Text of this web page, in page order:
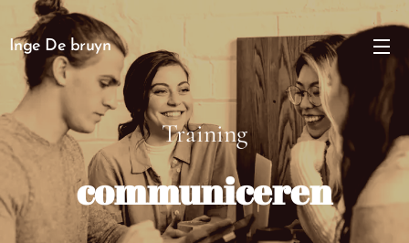
Inge De bruyn
Training
communiceren